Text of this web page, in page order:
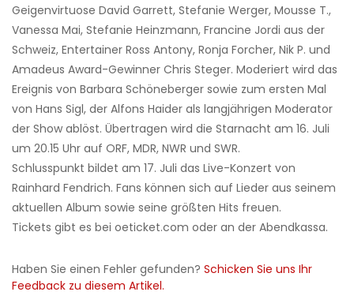
Geigenvirtuose David Garrett, Stefanie Werger, Mousse T.,
Vanessa Mai, Stefanie Heinzmann, Francine Jordi aus der
Schweiz, Entertainer Ross Antony, Ronja Forcher, Nik P. und
Amadeus Award-Gewinner Chris Steger. Moderiert wird das
Ereignis von Barbara Schöneberger sowie zum ersten Mal
von Hans Sigl, der Alfons Haider als langjährigen Moderator
der Show ablöst. Übertragen wird die Starnacht am 16. Juli
um 20.15 Uhr auf ORF, MDR, NWR und SWR.
Schlusspunkt bildet am 17. Juli das Live-Konzert von
Rainhard Fendrich. Fans können sich auf Lieder aus seinem
aktuellen Album sowie seine größten Hits freuen.
Tickets gibt es bei oeticket.com oder an der Abendkassa.
Haben Sie einen Fehler gefunden? Schicken Sie uns Ihr
Feedback zu diesem Artikel.